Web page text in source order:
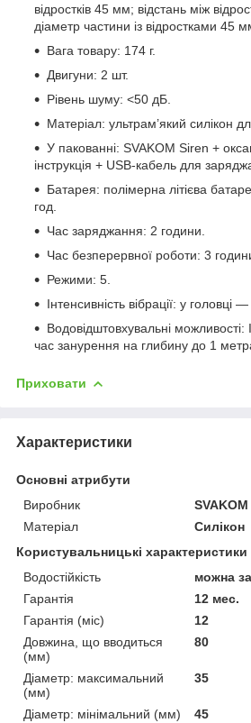
відростків 45 мм; відстань між
діаметр частини із відростками 45
Вага товару: 174 г.
Двигуни: 2 шт.
Рівень шуму: <50 дБ.
Матеріал: ультрам’який силікон
У пакованні: SVAKOM Siren +
інструкція + USB-кабель для
Батарея: полімерна літієва
год.
Час заряджання: 2 години.
Час безперервної роботи: 3
Режими: 5.
Інтенсивність вібрації: у головці
Водовідштовхувальні
час занурення на глибину до 1
Приховати
Характеристики
Основні атрибути
Виробник
SVAKOM
Матеріал
Силікон
Користувальницькі характеристики
Водостійкість
можна
Гарантія
12 мес.
Гарантія (міс)
12
Довжина, що вводиться
(мм)
80
Діаметр: максимальний
(мм)
35
Діаметр: мінімальний (мм)
45